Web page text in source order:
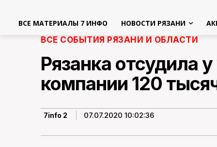
ВСЕ МАТЕРИАЛЫ 7 ИНФО НОВОСТИ РЯЗАНИ
ВСЕ СОБЫТИЯ РЯЗАНИ И ОБЛАСТИ
Рязанка отсудила
компании 120
7info 2 07.07.2020 10:02:36